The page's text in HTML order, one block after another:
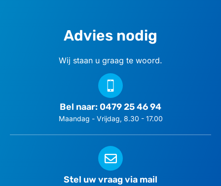
Advies nodig
Wij staan u graag te woord.
Bel naar: 0479 25 46 94
Maandag - Vrijdag, 8.30 - 17.00
Stel uw vraag via mail